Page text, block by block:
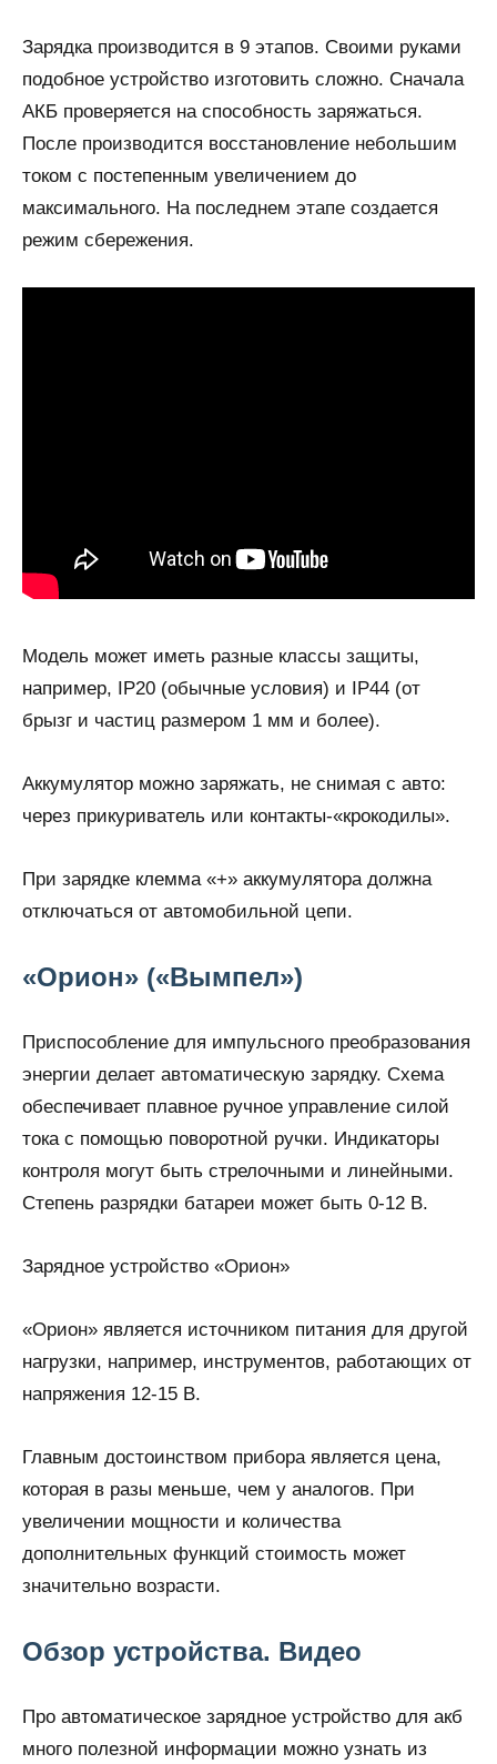
Зарядка производится в 9 этапов. Своими руками
подобное устройство изготовить сложно. Сначала
АКБ проверяется на способность заряжаться.
После производится восстановление небольшим
током с постепенным увеличением до
максимального. На последнем этапе создается
режим сбережения.
Модель может иметь разные классы защиты,
например, IP20 (обычные условия) и IP44 (от
брызг и частиц размером 1 мм и более).
Аккумулятор можно заряжать, не снимая с авто:
через прикуриватель или контакты-«крокодилы».
При зарядке клемма «+» аккумулятора должна
отключаться от автомобильной цепи.
«Орион» («Вымпел»)
Приспособление для импульсного преобразования
энергии делает автоматическую зарядку. Схема
обеспечивает плавное ручное управление силой
тока с помощью поворотной ручки. Индикаторы
контроля могут быть стрелочными и линейными.
Степень разрядки батареи может быть 0-12 В.
Зарядное устройство «Орион»
«Орион» является источником питания для другой
нагрузки, например, инструментов, работающих от
напряжения 12-15 В.
Главным достоинством прибора является цена,
которая в разы меньше, чем у аналогов. При
увеличении мощности и количества
дополнительных функций стоимость может
значительно возрасти.
Обзор устройства. Видео
Про автоматическое зарядное устройство для акб
много полезной информации можно узнать из